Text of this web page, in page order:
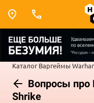
Каталог Варгеймы
Вопросы про
Shrike